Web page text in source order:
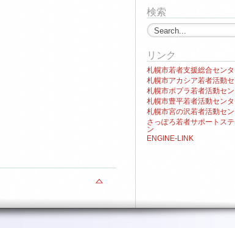
検索
リンク
札幌市若者支援総合セン
札幌市アカシア若者活動
札幌市ポプラ若者活動セ
札幌市豊平若者活動セン
札幌市宮の沢若者活動セ
さっぽろ若者サポートス
ン
ENGINE-LINK